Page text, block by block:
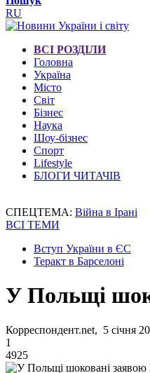
RU
ВСІ РОЗДІЛИ
Головна
Україна
Місто
Світ
Бізнес
Наука
Шоу-бізнес
Спорт
Lifestyle
БЛОГИ ЧИТАЧІВ
СПЕЦТЕМА: Війна в Ірані
ВСІ ТЕМИ
Вступ України в ЄС
Теракт в Барселоні
У Польщі
Корреспондент.net, 5 січня
1
4925